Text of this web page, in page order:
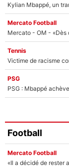
Kylian Mbappé, un
Mercato Football
Tennis
PSG
PSG : Mbappé
Football
Mercato Football